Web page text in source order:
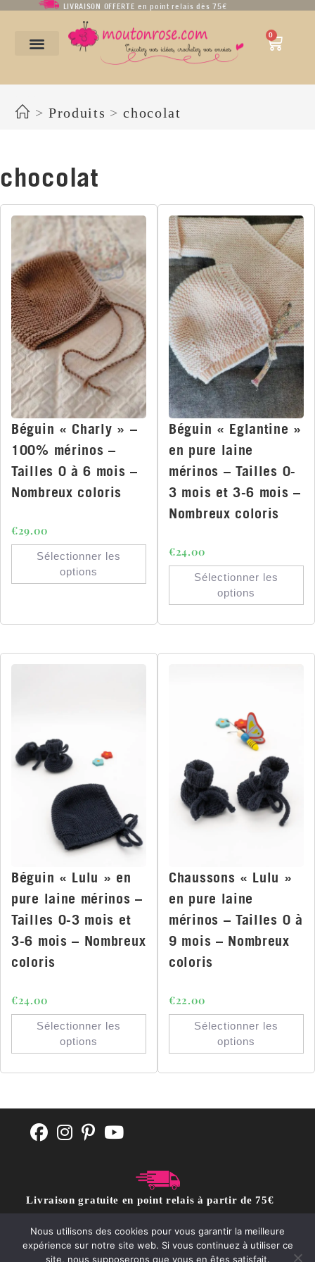
LIVRAISON OFFERTE en point relais dès 75€
0
> Produits > chocolat
chocolat
Béguin « Charly » –
100% mérinos –
Tailles 0 à 6 mois –
Nombreux coloris
€29.00
Sélectionner les
options
Béguin « Eglantine »
en pure laine
mérinos – Tailles 0-
3 mois et 3-6 mois –
Nombreux coloris
€24.00
Sélectionner les
options
Béguin « Lulu » en
pure laine mérinos –
Tailles 0-3 mois et
3-6 mois – Nombreux
coloris
€24.00
Sélectionner les
options
Chaussons « Lulu »
en pure laine
mérinos – Tailles 0 à
9 mois – Nombreux
coloris
€22.00
Sélectionner les
options
Livraison gratuite en point relais à partir de 75€
Nous utilisons des cookies pour vous garantir la meilleure
expérience sur notre site web. Si vous continuez à utiliser ce
site, nous supposerons que vous en êtes satisfait.